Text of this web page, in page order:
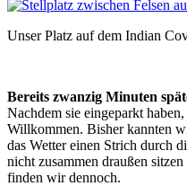
Unser Platz auf dem Indian
Bereits zwanzig Minuten
Nachdem sie eingeparkt
Willkommen. Bisher kannten
das Wetter einen Strich durch
nicht zusammen draußen
finden wir dennoch.